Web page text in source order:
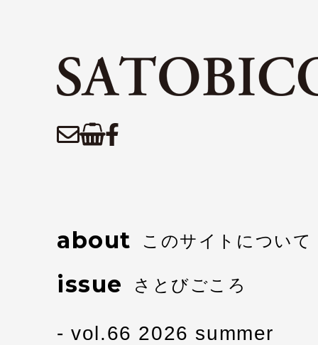
about このサイトについて
issue さとびごころ
vol.66 2026 summer